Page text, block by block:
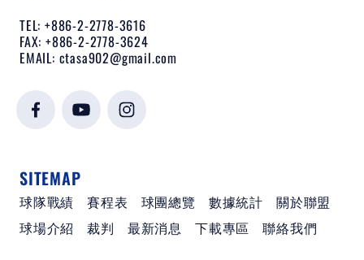
TEL: +886-2-2778-3616
FAX: +886-2-2778-3624
EMAIL: ctasa902@gmail.com
SITEMAP
球隊戰績 賽程表 球團總覽 數據統計
關於聯盟
球場介紹
裁判 最新消息 下載專區 聯絡我們